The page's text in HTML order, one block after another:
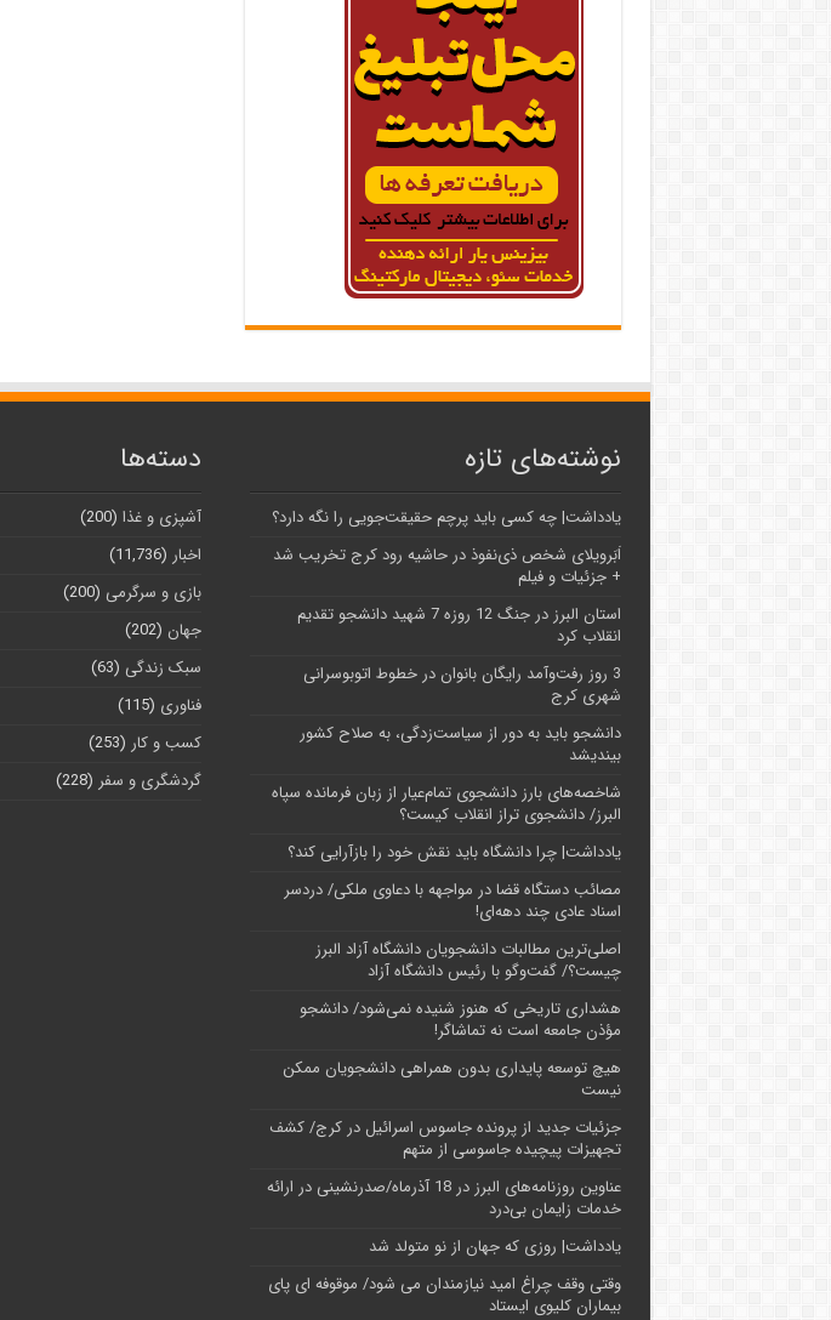
نوشته‌های تازه
یادداشت| ‌چه کسی باید پرچم حقیقت‌جویی را نگه دارد؟
اَبَر‌ویلای شخص ذی‌نفوذ در حاشیه‌ رود کرج تخریب شد
+ جزئیات و فیلم
استان البرز در جنگ 12 روزه 7 شهید دانشجو تقدیم
انقلاب کرد
3 روز رفت‌وآمد رایگان بانوان در خطوط اتوبوسرانی
شهری کرج
دانشجو باید به دور از سیاست‌زدگی، به صلاح کشور
بیندیشد
شاخصه‌های بارز دانشجوی تمام‌عیار از زبان فرمانده سپاه
البرز/ دانشجوی تراز انقلاب کیست؟
یادداشت| چرا دانشگاه باید نقش خود را بازآرایی کند؟
مصائب دستگاه قضا در مواجهه با دعاوی ملکی/ دردسر
اسناد عادی چند‌ دهه‌ای!
اصلی‌ترین مطالبات دانشجویان دانشگاه آزاد البرز
چیست؟/ گفت‌وگو با رئیس دانشگاه آز‌اد
هشداری تاریخی که هنوز شنیده نمی‌شود/ دانشجو
مؤذن جامعه است نه تماشاگر!
هیچ توسعه پایداری بدون همراهی دانشجویان ممکن
نیست
جزئیات جدید از پرونده جاسوس اسرائیل در کرج/‌ کشف
تجهیزات پیچیده جاسوسی از متهم
عناوین روزنامه‌های البرز در ‌18 آذرماه/صدرنشینی در ارائه
خدمات زایمان بی‌درد
یادداشت| روزی که جهان از نو متولد شد
وقتی وقف چراغ امید نیازمندان می شود/ موقوفه ای پای
بیماران کلیوی ایستاد
دسته‌ها
آشپزی و غذا (200)
اخبار (11,736)
بازی و سرگرمی (200)
جهان (202)
سبک زندگی (63)
فناوری (115)
کسب و کار (253)
گردشگری و سفر (228)